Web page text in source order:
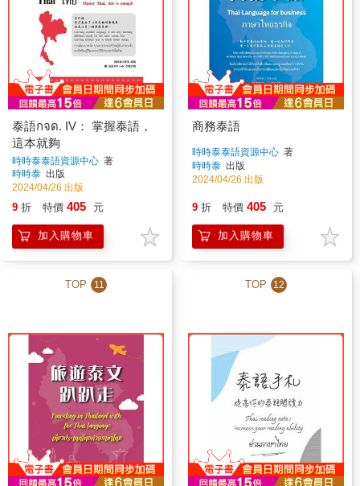
泰語กจด. IV： 掌握泰語，
這本就夠
時時泰泰語資源中心 著
時時泰 出版
2024/04/26 出版
9 折 特價 405 元
加入購物車
商務泰語
時時泰泰語資源中心 著
時時泰 出版
2024/04/26 出版
9 折 特價 405 元
加入購物車
TOP 11 TOP 12